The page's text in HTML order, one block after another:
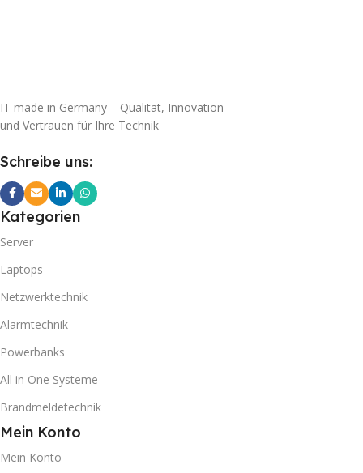
IT made in Germany – Qualität, Innovation
und Vertrauen für Ihre Technik
Schreibe uns:
Kategorien
Server
Laptops
Netzwerktechnik
Alarmtechnik
Powerbanks
All in One Systeme
Brandmeldetechnik
Mein Konto
Mein Konto